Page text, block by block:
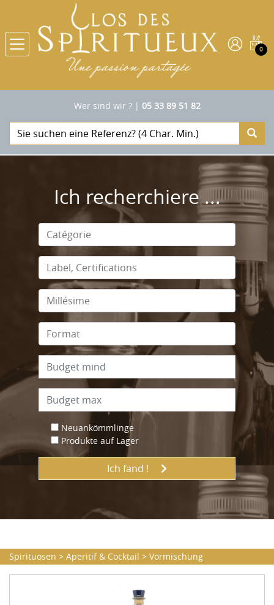
0
Wer sind wir ?| 05 33 89 51 82
Ich recherchiere ...
Neuankömmlinge
Produkte auf Lager
Ich fand !
Spirituosen > Aperitif & Cocktail > Vormischung